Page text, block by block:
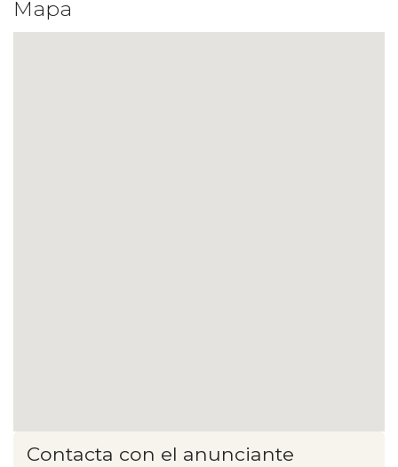
Mapa
Contacta con el anunciante